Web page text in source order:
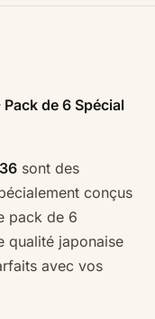
de 6 Spécial
sont des
conçus
pack de 6
qualité japonaise
avec vos